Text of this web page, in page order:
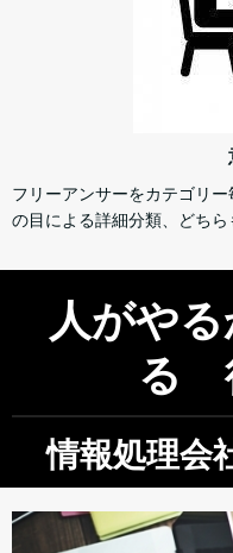
フリーアンサーをカテゴリ
の目による詳細分類、どちら
人がや
る
情報処理会